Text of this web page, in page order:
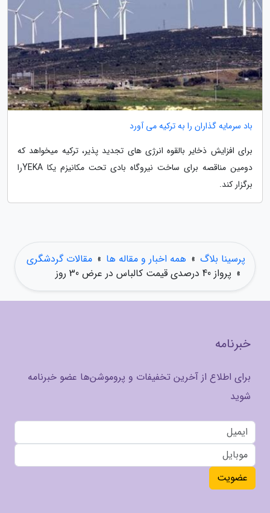
باد سرمایه گذاران را به ترکیه می آورد
برای افزایش ذخایر بالقوه انرژی های تجدید پذیر، ترکیه میخواهد که
دومین مناقصه برای ساخت نیروگاه بادی تحت مکانیزم یکا YEKAرا
برگزار کند.
پرسینا بلاگ » همه اخبار و مقاله ها » مقالات گردشگری
» پرواز 40 درصدی قیمت کالباس در عرض 30 روز
خبرنامه
برای اطلاع از آخرین تخفیفات و پروموشن‌ها عضو خبرنامه
شوید
عضویت